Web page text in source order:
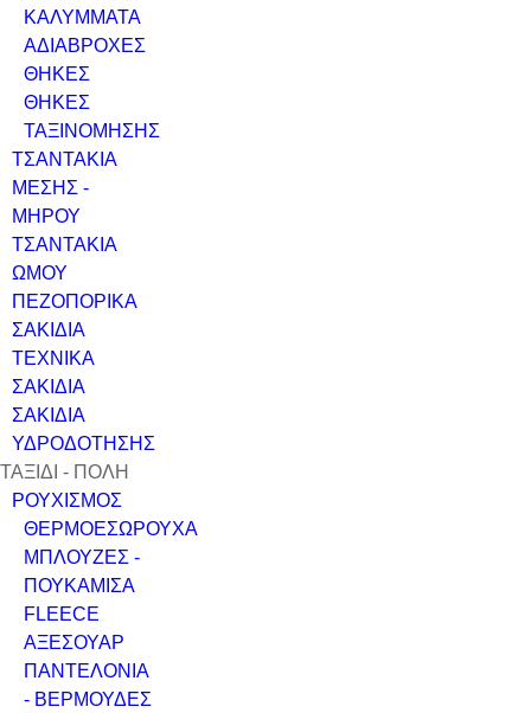
ΚΑΛΥΜΜΑΤΑ
ΑΔΙΑΒΡΟΧΕΣ
ΘΗΚΕΣ
ΘΗΚΕΣ
ΤΑΞΙΝΟΜΗΣΗΣ
ΤΣΑΝΤΑΚΙΑ
ΜΕΣΗΣ -
ΜΗΡΟΥ
ΤΣΑΝΤΑΚΙΑ
ΩΜΟΥ
ΠΕΖΟΠΟΡΙΚΑ
ΣΑΚΙΔΙΑ
ΤΕΧΝΙΚΑ
ΣΑΚΙΔΙΑ
ΣΑΚΙΔΙΑ
ΥΔΡΟΔΟΤΗΣΗΣ
ΤΑΞΙΔΙ - ΠΟΛΗ
ΡΟΥΧΙΣΜΟΣ
ΘΕΡΜΟΕΣΩΡΟΥΧΑ
ΜΠΛΟΥΖΕΣ -
ΠΟΥΚΑΜΙΣΑ
FLEECE
ΑΞΕΣΟΥΑΡ
ΠΑΝΤΕΛΟΝΙΑ
- ΒΕΡΜΟΥΔΕΣ